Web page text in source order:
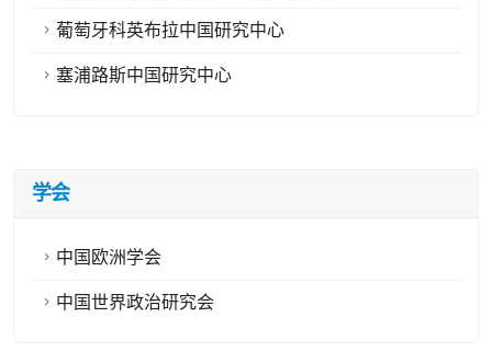
葡萄牙科英布拉中国研究中心
塞浦路斯中国研究中心
学会
中国欧洲学会
中国世界政治研究会